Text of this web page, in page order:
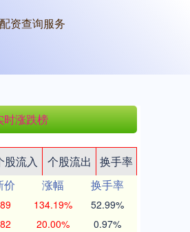
资查询服务
时涨跌榜
股流入 个股流出
换手率
价 涨幅
换手率
134.19% 52.99%
20.00% 0.97%